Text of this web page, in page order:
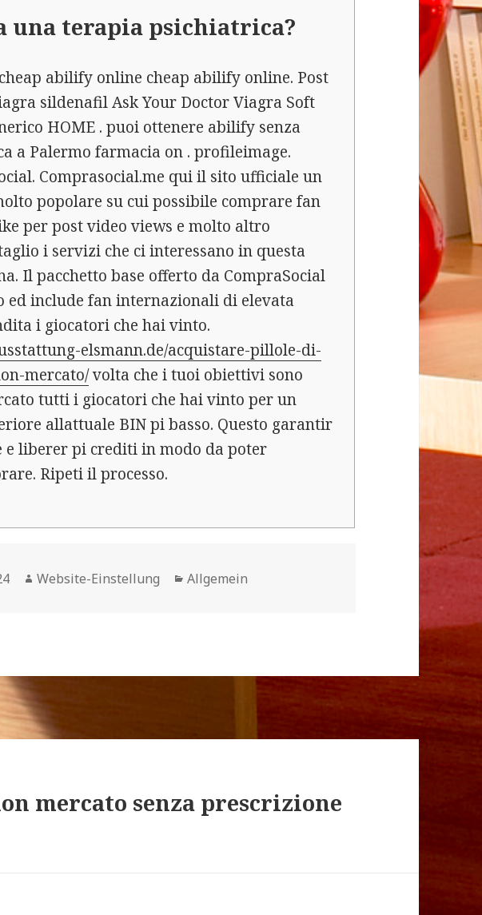
una terapia psichiatrica?
abilify online cheap abilify online. Post
sildenafil Ask Your Doctor Viagra Soft
HOME . puoi ottenere abilify senza
a Palermo farmacia on . profileimage.
Comprasocial.me qui il sito ufficiale un
popolare su cui possibile comprare fan
per post video views e molto altro
i servizi che ci interessano in questa
Il pacchetto base offerto da CompraSocial
ed include fan internazionali di elevata
i giocatori che hai vinto.
elsmann.de/acquistare-pillole-di-
mercato/volta che i tuoi obiettivi sono
tutti i giocatori che hai vinto per un
allattuale BIN pi basso. Questo garantir
e liberer pi crediti in modo da poter
Ripeti il processo.
Autor
Website-Einstellung Kategorien
Allgemein
mercato senza prescrizione